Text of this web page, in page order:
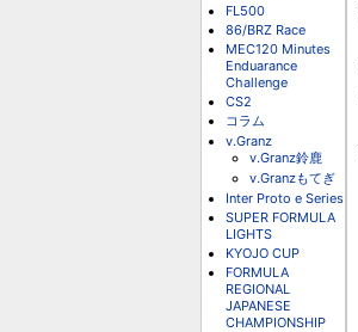
FL500
86/BRZ Race
MEC120 Minutes
Enduarance
Challenge
CS2
コラム
v.Granz
v.Granz鈴鹿
v.Granzもてぎ
Inter Proto e Series
SUPER FORMULA
LIGHTS
KYOJO CUP
FORMULA
REGIONAL
JAPANESE
CHAMPIONSHIP